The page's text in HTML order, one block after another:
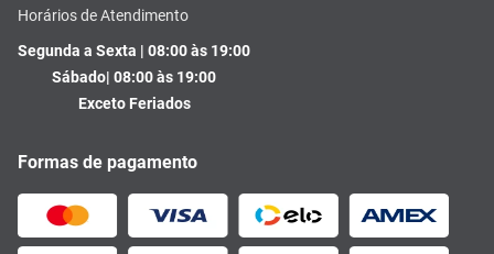
Horários de Atendimento
Segunda a Sexta | 08:00 às 19:00
Sábado| 08:00 às 19:00
Exceto Feriados
Formas de pagamento